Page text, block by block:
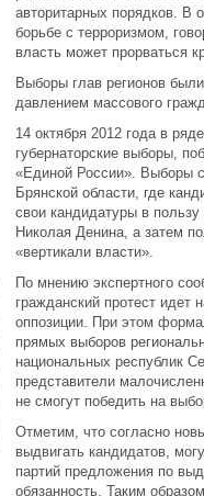
авторитарных порядков. В
борьбе с терроризмом,
власть может прорваться
Выборы глав регионов
давлением массового
14 октября 2012 года в
губернаторские выборы,
«Единой России». Выборы
Брянской области, где
свои кандидатуры в
Николая Денина, а затем
«вертикали власти».
По мнению экспертного
гражданский протест идет
оппозиции. При этом
прямых выборов
национальных республик
представители
не смогут победить на
Отметим, что согласно
выдвигать кандидатов,
партий предложения по
обязанность. Таким